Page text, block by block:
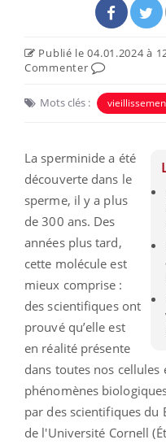
Publié le 04.01.2024 à
Commenter
Mots clés :
La sperminide a été
découverte dans le
sperme, il y a plus
de 300 ans. Des
années plus tard,
cette molécule est
mieux comprise :
des scientifiques ont
prouvé qu’elle est
en réalité présente
dans toutes nos
phénomènes
par des scientifiques du
de l'Université Cornell